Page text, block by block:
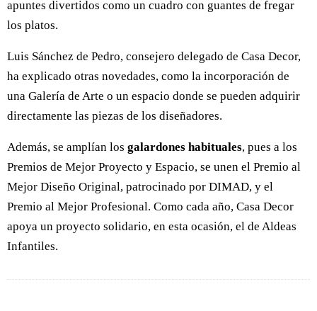
apuntes divertidos como un cuadro con guantes de fregar
los platos.
Luis Sánchez de Pedro, consejero delegado de Casa Decor,
ha explicado otras novedades, como la incorporación de
una Galería de Arte o un espacio donde se pueden adquirir
directamente las piezas de los diseñadores.
Además, se amplían los galardones habituales, pues a los
Premios de Mejor Proyecto y Espacio, se unen el Premio al
Mejor Diseño Original, patrocinado por DIMAD, y el
Premio al Mejor Profesional. Como cada año, Casa Decor
apoya un proyecto solidario, en esta ocasión, el de Aldeas
Infantiles.